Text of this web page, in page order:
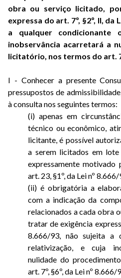
obra ou serviço licitado,
expressa do art. 7º, §2º, II, da
a qualquer condicionante
inobservância acarretará a
licitatório, nos termos do art.
I - Conhecer a presente
pressupostos de
à consulta nos seguintes termos:
(i) apenas em
técnico ou econômico,
licitante, é possível
a serem licitados em
expressamente
art. 23, §1º, da Lei nº
(ii) é obrigatória a
com a indicação da
relacionados a cada obra
tratar de exigência
8.666/93, não sujeita a
relativização, e cuja
nulidade do
art. 7º, §6º, da Lei nº 8.666/